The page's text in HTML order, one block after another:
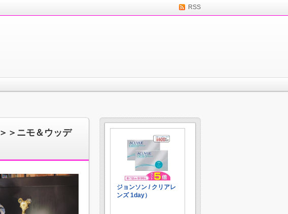
RSS
＞ニモ＆ウッデ